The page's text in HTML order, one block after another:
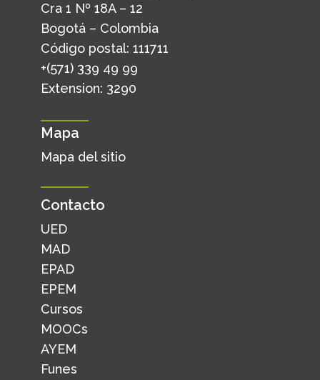
Cra 1 Nº 18A – 12
Bogotá – Colombia
Código postal: 111711
+(571) 339 49 99
Extension: 3290
Mapa
Mapa del sitio
Contacto
UED
MAD
EPAD
EPEM
Cursos
MOOCs
AYEM
Funes